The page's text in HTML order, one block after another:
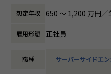
います。
【業務の変更の範囲】
【業務の変更の範囲】
社内の定める業務
ードの整備
みの導入、整備
・マルチアカウント環境にお
商流の浅い案件が中心ですの
的に活躍できる環境です。
上流工程の経験を積み、ゆく
画していただきたいと考えてい
【当社のコンセプト】
想定年収 650 〜 1,200 万円／
雇用形態 正社員
職種 サーバーサイドエ